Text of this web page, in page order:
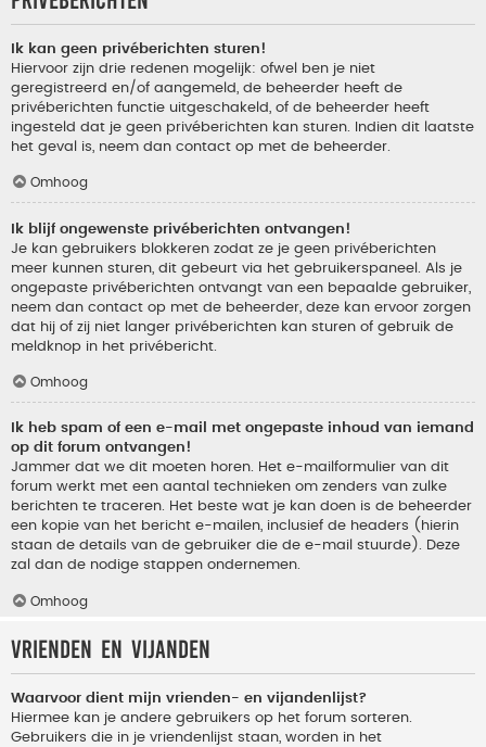
Ik kan geen privéberichten sturen!
Hiervoor zijn drie redenen mogelijk: ofwel ben je niet
geregistreerd en/of aangemeld, de beheerder heeft de
privéberichten functie uitgeschakeld, of de beheerder heeft
ingesteld dat je geen privéberichten kan sturen. Indien dit laatste
het geval is, neem dan contact op met de beheerder.
Omhoog
Ik blijf ongewenste privéberichten ontvangen!
Je kan gebruikers blokkeren zodat ze je geen privéberichten
meer kunnen sturen, dit gebeurt via het gebruikerspaneel. Als je
ongepaste privéberichten ontvangt van een bepaalde gebruiker,
neem dan contact op met de beheerder, deze kan ervoor zorgen
dat hij of zij niet langer privéberichten kan sturen of gebruik de
meldknop in het privébericht.
Omhoog
Ik heb spam of een e-mail met ongepaste inhoud van iemand
op dit forum ontvangen!
Jammer dat we dit moeten horen. Het e-mailformulier van dit
forum werkt met een aantal technieken om zenders van zulke
berichten te traceren. Het beste wat je kan doen is de beheerder
een kopie van het bericht e-mailen, inclusief de headers (hierin
staan de details van de gebruiker die de e-mail stuurde). Deze
zal dan de nodige stappen ondernemen.
Omhoog
Vrienden en vijanden
Waarvoor dient mijn vrienden- en vijandenlijst?
Hiermee kan je andere gebruikers op het forum sorteren.
Gebruikers die in je vriendenlijst staan, worden in het